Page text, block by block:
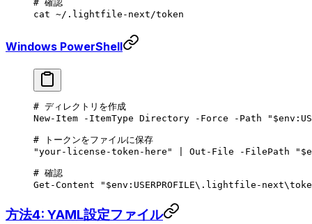
# 確認
cat ~/.lightfile-next/token
Windows PowerShell
# ディレクトリを作成
New-Item - ItemType Directory - Force - Path " $env:
# トークンをファイルに保存
"your-license-token-here"
Out-File - FilePath " $
# 確認
Get-Content " $env: USERPROFILE\.lightfile-
方法4: YAML設定ファイル